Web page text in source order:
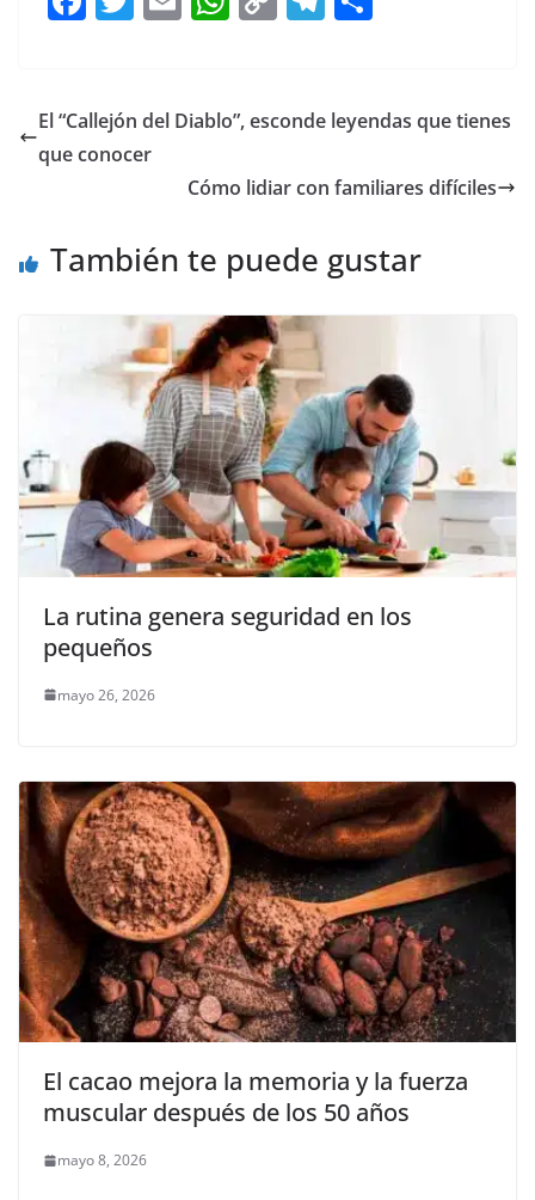
e
b
k
er l s
p
y
n
gr
m
e
El “Callejón del Diablo”, esconde leyendas que tienes
que conocer
Cómo lidiar con familiares difíciles
También te puede gustar
La rutina genera seguridad en los
pequeños
mayo 26, 2026
El cacao mejora la memoria y la fuerza
muscular después de los 50 años
mayo 8, 2026